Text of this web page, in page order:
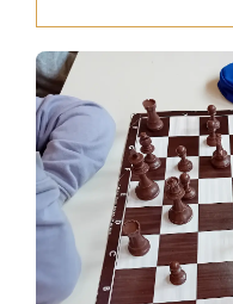
Press
News
Login